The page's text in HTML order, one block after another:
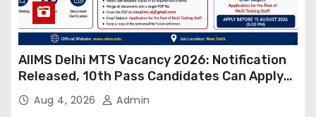
AIIMS Delhi MTS Vacancy 2026: Notification
Released, 10th Pass Candidates Can Apply
Through Email
Aug 4, 2026 Admin